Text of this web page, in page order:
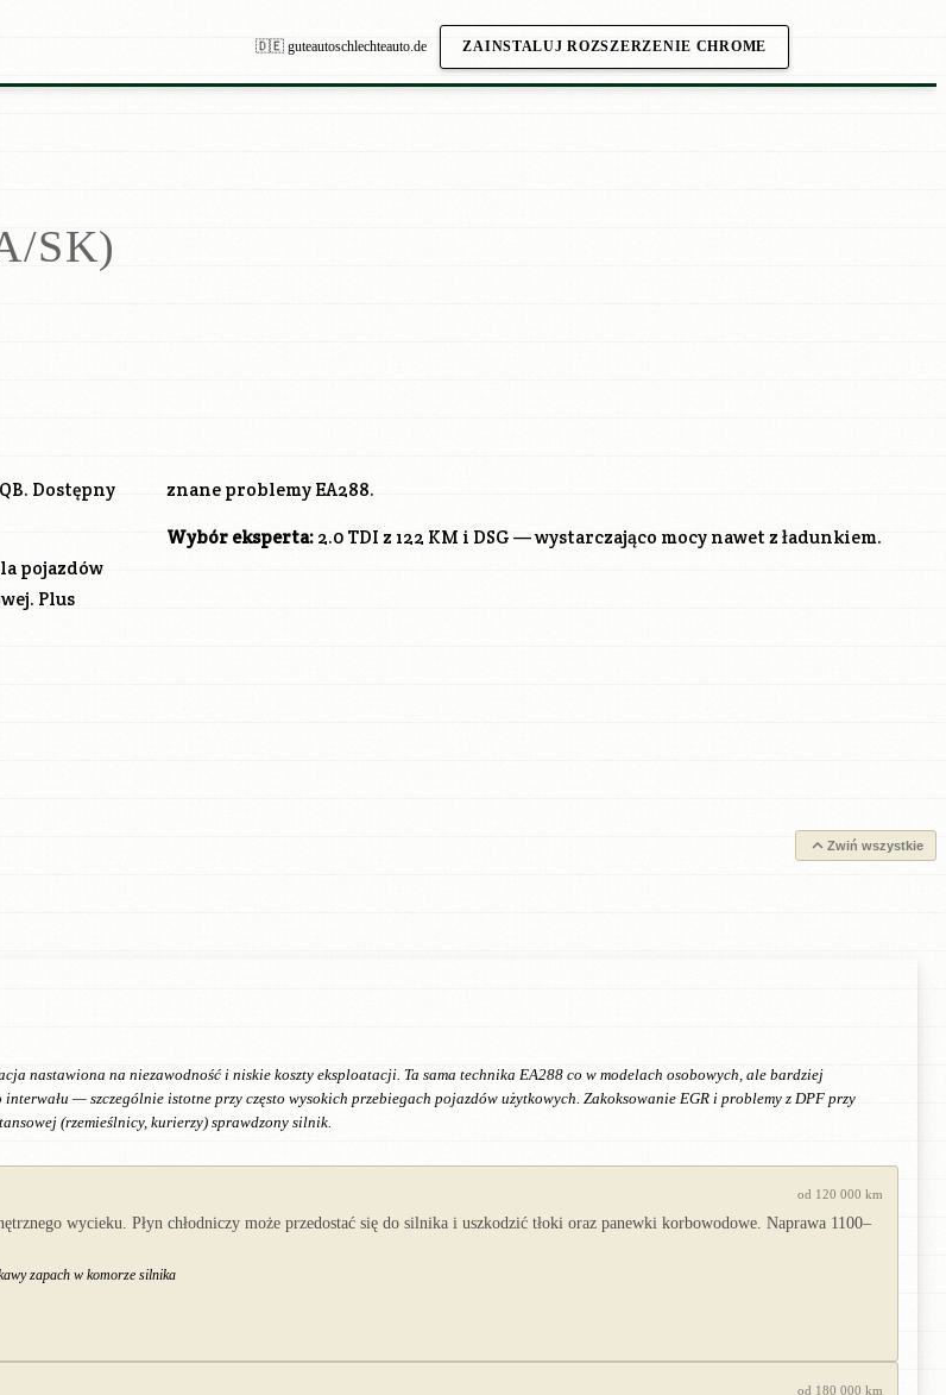
🇩🇪 guteautoschlechteauto.de ZAINSTALUJ ROZSZERZENIE CHROME
SK)
Dostępny
pojazdów
Plus
znane problemy EA288.
Wybór eksperta: 2.0 TDI z 122 KM i DSG — wystarczająco mocy nawet z ładunkiem.
Zwiń wszystkie
nastawiona na niezawodność i niskie koszty eksploatacji. Ta sama technika EA288 co w modelach osobowych, ale bardziej
— szczególnie istotne przy często wysokich przebiegach pojazdów użytkowych. Zakoksowanie EGR i problemy z DPF przy
(rzemieślnicy, kurierzy) sprawdzony silnik.
od 120 000 km
wycieku. Płyn chłodniczy może przedostać się do silnika i uszkodzić tłoki oraz panewki korbowodowe. Naprawa 1100–
zapach w komorze silnika
od 180 000 km